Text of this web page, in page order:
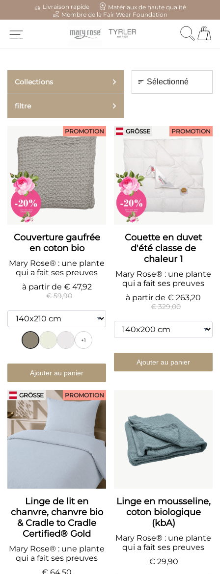
Livraison rapide
Matériaux de haute qualité
Membre de la Fair Wear Foundation
Collections
filtre
Couverture gaufrée
en coton bio
PROMOTION
Mary Rose® : une plante
qui a fait ses preuves
à partir de € 47,92
€ 59,90
+1
Ajouter au panier
GRÖSSE
Couette en duvet
d'été classe de
chaleur 1
PROMOTION
Mary Rose® : une plante
qui a fait ses preuves
à partir de € 263,20
€ 329,00
Ajouter au panier
GRÖSSE
Linge de lit en
chanvre, chanvre bio
& Cradle to Cradle
Certified® Gold
PROMOTION
Mary Rose® : une plante
qui a fait ses preuves
Linge en mousseline,
coton biologique
(kbA)
Mary Rose® : une plante
qui a fait ses preuves
€ 29,90